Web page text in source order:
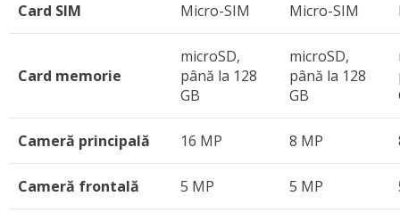
Card SIM Micro-SIM Micro-SIM
Card memorie
microSD,
până la 128
GB
microSD,
până la 128
GB
Cameră principală 16 MP 8 MP
Cameră frontală 5 MP 5 MP